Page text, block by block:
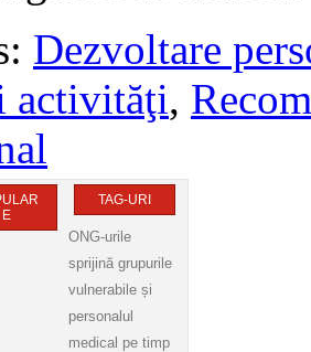
Dezvoltare
activităţi,
E
TAG-URI
ONG-urile
sprijină grupurile
vulnerabile și
personalul
medical pe timp